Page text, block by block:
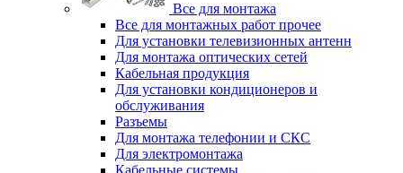
Все для монтажа
Все для монтажных работ прочее
Для установки телевизионных антенн
Для монтажа оптических сетей
Кабельная продукция
Для установки кондиционеров и
обслуживания
Разъемы
Для монтажа телефонии и СКС
Для электромонтажа
Кабельные системы